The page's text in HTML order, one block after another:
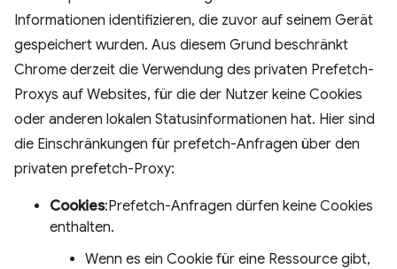
Informationen identifizieren, die zuvor auf seinem Gerät
gespeichert wurden. Aus diesem Grund beschränkt
Chrome derzeit die Verwendung des privaten Prefetch-
Proxys auf Websites, für die der Nutzer keine Cookies
oder anderen lokalen Statusinformationen hat. Hier sind
die Einschränkungen für prefetch-Anfragen über den
privaten prefetch-Proxy:
Cookies:Prefetch-Anfragen dürfen keine Cookies
enthalten.
Wenn es ein Cookie für eine Ressource gibt,